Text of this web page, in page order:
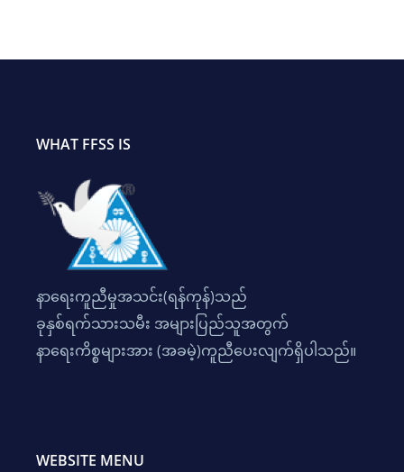
WHAT FFSS IS
နာရေးကူညီမှုအသင်း(ရန်ကုန်)သည်
ခုနှစ်ရက်သားသမီး အများပြည်သူအတွက်
နာရေးကိစ္စများအား (အခမဲ့)ကူညီပေးလျက်ရှိပါသည်။
WEBSITE MENU